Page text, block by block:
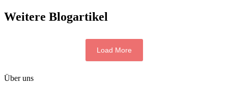
Weitere Blogartikel
Load More
Über uns